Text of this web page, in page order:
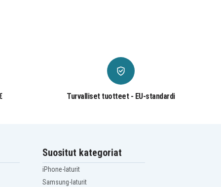
Turvalliset tuotteet - EU-standardi
Suositut kategoriat
iPhone-laturit
Samsung-laturit